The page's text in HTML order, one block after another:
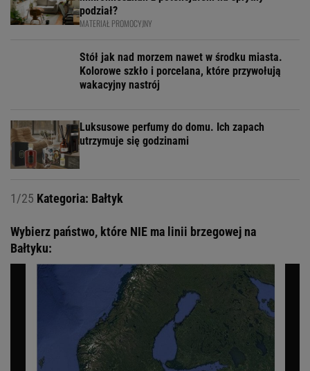
podział?
MATERIAŁ PROMOCYJNY
Stół jak nad morzem nawet w środku miasta.
Kolorowe szkło i porcelana, które przywołują
wakacyjny nastrój
Luksusowe perfumy do domu. Ich zapach
utrzymuje się godzinami
1/25 Kategoria: Bałtyk
Wybierz państwo, które NIE ma linii brzegowej na
Bałtyku: